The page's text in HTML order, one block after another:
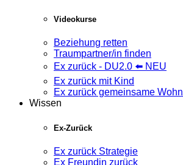
Videokurse
Beziehung retten
Traumpartner/in finden
Ex zurück - DU2.0 ⬅️ NEU
Ex zurück mit Kind
Ex zurück gemeinsame
Wissen
Ex-Zurück
Ex zurück Strategie
Ex Freundin zurück